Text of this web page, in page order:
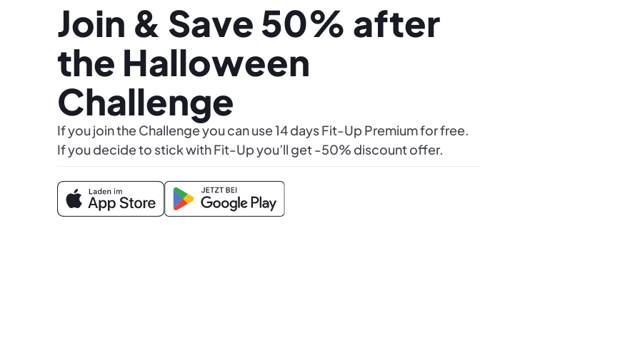
Join & Save 50% after
the Halloween
Challenge
If you join the Challenge you can use 14 days Fit-Up Premium for free.
If you decide to stick with Fit-Up you’ll get -50% discount offer.